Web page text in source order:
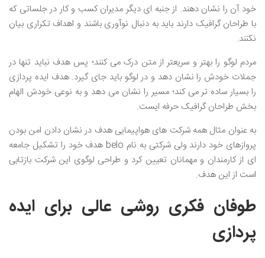
خود آن را نشان دهند. از جنبه ای دیگر مدیران کسب و کار در جلساتی که
با طراحان گرافیک دارند باید به دنبال نوآوری باشند و اهداف تکراری بیان
نکنند.
مردم لوگو را بهتر و سریعتر از متن درک می کنند؛ پس هدف نباید تنها در
جملات خودش را نشان دهد و در لوگو باید جای گیرد. هدف ایده پردازی
را بسیار ساده تر می کند؛ مسیر را نشان می دهد و به نوعی خودش الهام
بخش طراحان گرافیک حرفه ایست.
به عنوان مثال همه شرکت های هواپیمایی هدف در نشان دادن امن بودن
پروازهای خود دارند ولی شرکتی به نام belo هدف خود را تشکیل جامعه
ای از کارمندان و مهمانان تعیین کرد و طراحی لوگوی این شرکت بازتابی
است از این هدف.
طوفان فکری روشی عالی برای ایده
پردازی